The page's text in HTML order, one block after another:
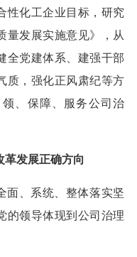
性化工企业目标，研究
量发展实施意见》，从
全党建体系、建强干部
质，强化正风肃纪等方
、保障、服务公司治
革发展正确方向
面、系统、整体落实坚
的领导体现到公司治理